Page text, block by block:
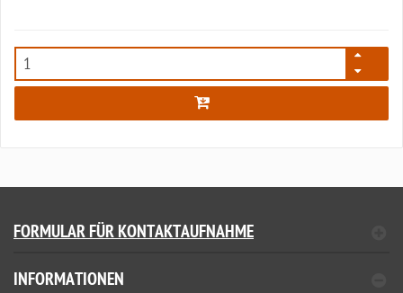
6744
FORMULAR FÜR KONTAKTAUFNAHME
INFORMATIONEN